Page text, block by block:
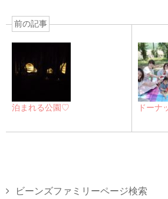
前の記事
泊まれる公園♡ ドーナ
ビーンズファミリーページ検索